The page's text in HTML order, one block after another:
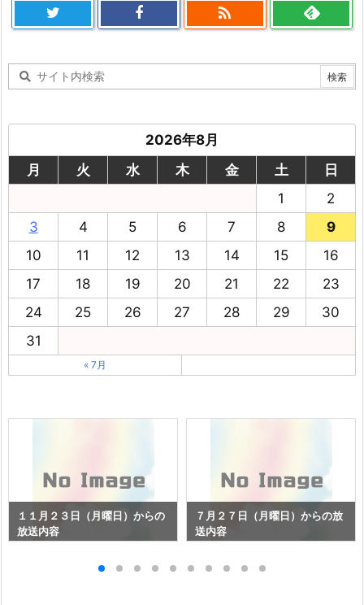

2026年8月
月
火 水 木 金 土
日
1
2
3
4 5 6 7 8
9
10
11 12 13 14 15
16
17
18 19 20 21 22
23
24
25 26 27 28 29
30
31
« 7月
１１月２３日（月曜日）からの
放送内容
７月２７日（月曜日）からの放
送内容